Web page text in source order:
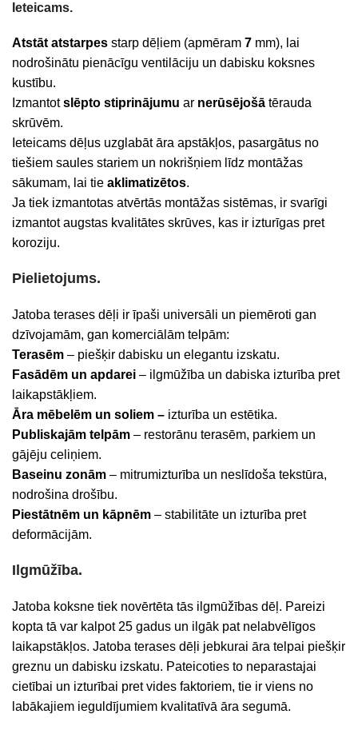
Ieteicams.
Atstāt atstarpes starp dēļiem (apmēram 7 mm), lai
nodrošinātu pienācīgu ventilāciju un dabisku koksnes
kustību.
Izmantotslēpto stiprinājumu ar nerūsējošā tērauda
skrūvēm.
Ieteicams dēļus uzglabāt āra apstākļos, pasargātus no
tiešiem saules stariem un nokrišņiem līdz montāžas
sākumam, lai tie aklimatizētos.
Ja tiek izmantotas atvērtās montāžas sistēmas, ir svarīgi
izmantot augstas kvalitātes skrūves, kas ir izturīgas pret
koroziju.
Pielietojums.
Jatoba terases dēļi ir īpaši universāli un piemēroti gan
dzīvojamām, gan komerciālām telpām:
Terasēm – piešķir dabisku un elegantu izskatu.
Fasādēm un apdarei – ilgmūžība un dabiska izturība pret
laikapstākļiem.
Āra mēbelēm un soliem – izturība un estētika.
Publiskajām telpām – restorānu terasēm, parkiem un
gājēju celiņiem.
Baseinu zonām – mitrumizturība un neslīdoša tekstūra,
nodrošina drošību.
Piestātnēm un kāpnēm – stabilitāte un izturība pret
deformācijām.
Ilgmūžība.
Jatoba koksne tiek novērtēta tās ilgmūžības dēļ. Pareizi
kopta tā var kalpot 25 gadus un ilgāk pat nelabvēlīgos
laikapstākļos. Jatoba terases dēļi jebkurai āra telpai piešķir
greznu un dabisku izskatu. Pateicoties to neparastajai
cietībai un izturībai pret vides faktoriem, tie ir viens no
labākajiem ieguldījumiem kvalitatīvā āra segumā.